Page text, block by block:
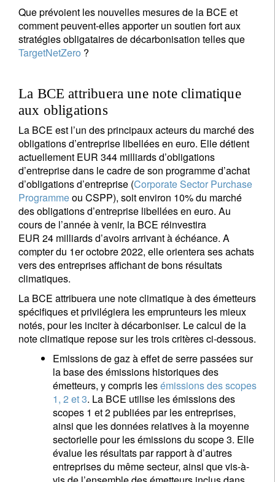
Que prévoient les nouvelles mesures de la BCE et
comment peuvent-elles apporter un soutien fort aux
stratégies obligataires de décarbonisation telles que
TargetNetZero ?
La BCE attribuera une note climatique
aux obligations
La BCE est l’un des principaux acteurs du marché des
obligations d’entreprise libellées en euro. Elle détient
actuellement EUR 344 milliards d’obligations
d’entreprise dans le cadre de son programme d’achat
d’obligations d’entreprise (Corporate Sector Purchase
Programmeou CSPP), soit environ 10% du marché
des obligations d’entreprise libellées en euro. Au
cours de l’année à venir, la BCE réinvestira
EUR 24 milliards d’avoirs arrivant à échéance. A
compter du 1er octobre 2022, elle orientera ses achats
vers des entreprises affichant de bons résultats
climatiques.
La BCE attribuera une note climatique à des émetteurs
spécifiques et privilégiera les emprunteurs les mieux
notés, pour les inciter à décarboniser. Le calcul de la
note climatique repose sur les trois critères ci-dessous.
Emissions de gaz à effet de serre passées sur
la base des émissions historiques des
émetteurs, y compris lesémissions des scopes
1, 2 et 3. La BCE utilise les émissions des
scopes 1 et 2 publiées par les entreprises,
ainsi que les données relatives à la moyenne
sectorielle pour les émissions du scope 3. Elle
évalue les résultats par rapport à d’autres
entreprises du même secteur, ainsi que vis-à-